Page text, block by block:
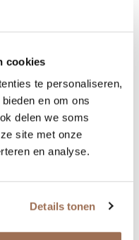
cookies
te personaliseren,
en om ons
delen we soms
site met onze
en analyse.
Details tonen